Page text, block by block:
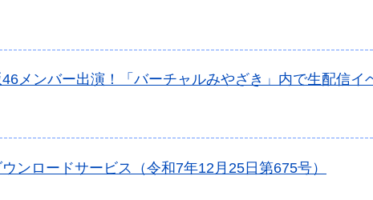
46メンバー出演！「バーチャルみやざき」内で生配信イ
ンロードサービス（令和7年12月25日第675号）